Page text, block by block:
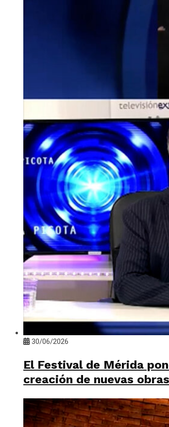
30/06/2026
El Festival de Mérida
creación de nuevas